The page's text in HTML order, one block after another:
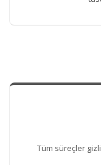
Tüm süreçler